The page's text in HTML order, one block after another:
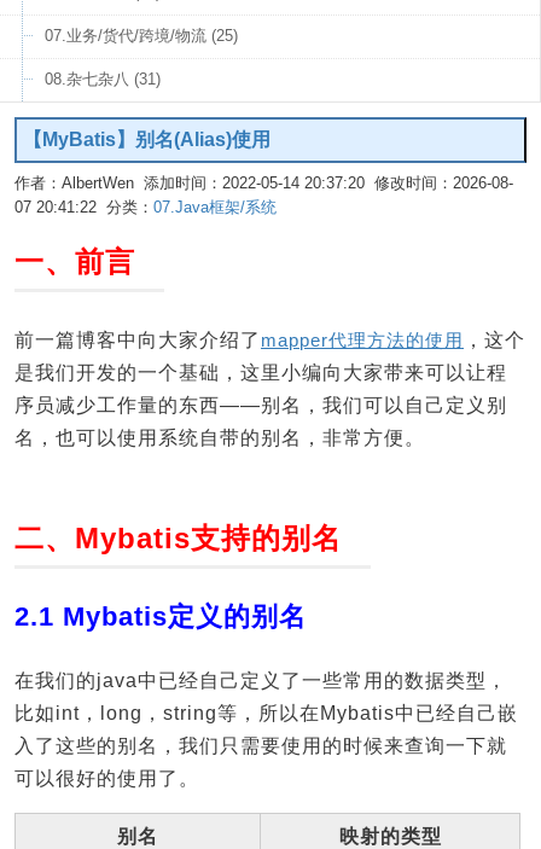
07.业务/货代/跨境/物流 (25)
08.杂七杂八 (31)
【MyBatis】别名(Alias)使用
作者：AlbertWen 添加时间：2022-05-14 20:37:20 修改时间：2026-08-
07 20:41:22 分类： 07.Java框架/系统
一、前言
前一篇博客中向大家介绍了 mapper代理方法的使用 ，这个
是我们开发的一个基础，这里小编向大家带来可以让程
序员减少工作量的东西——别名，我们可以自己定义别
名，也可以使用系统自带的别名，非常方便。
二、Mybatis支持的别名
2.1 Mybatis定义的别名
在我们的java中已经自己定义了一些常用的数据类型，
比如int，long，string等，所以在Mybatis中已经自己嵌
入了这些的别名，我们只需要使用的时候来查询一下就
可以很好的使用了。
别名 映射的类型